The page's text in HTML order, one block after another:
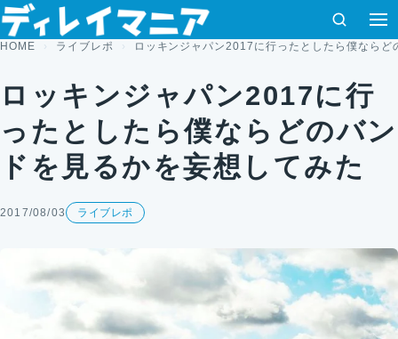
コンテンツへスキップ
検索
HOME ライブレポ ロッキンジャパン2017に行ったとしたら僕なら
ロッキンジャパン2017に行
ったとしたら僕ならどのバン
ドを見るかを妄想してみた
2017/08/03 ライブレポ